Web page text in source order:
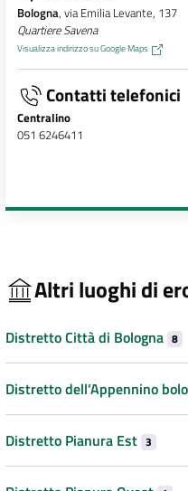
Bologna, via Emilia Levante, 137
Quartiere Savena
Visualizza indirizzo su Google Maps
Contatti telefonici
Centralino
051 6246411
Altri luoghi di
Distretto Città di Bologna 8
Distretto dell’Appennino
Distretto Pianura Est 3